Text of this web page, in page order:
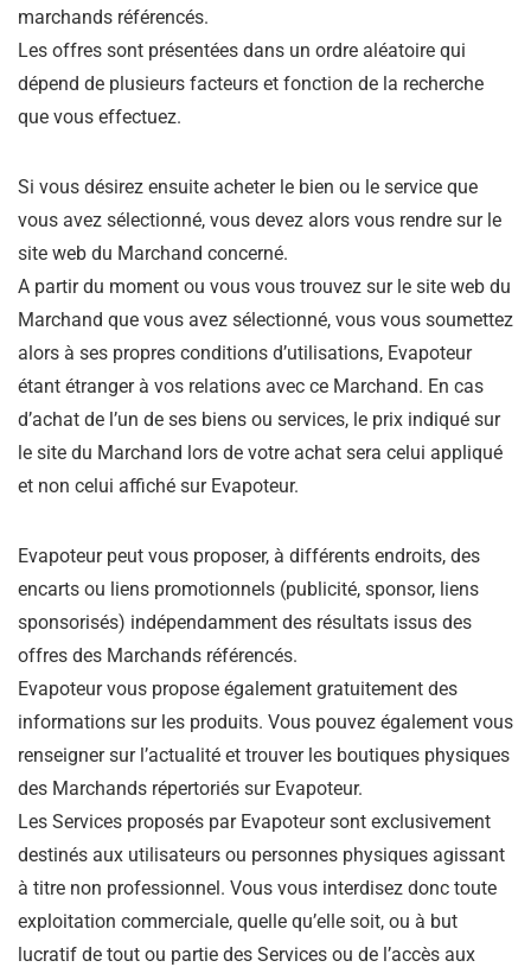
marchands référencés.
Les offres sont présentées dans un ordre aléatoire qui
dépend de plusieurs facteurs et fonction de la recherche
que vous effectuez.
Si vous désirez ensuite acheter le bien ou le service que
vous avez sélectionné, vous devez alors vous rendre sur le
site web du Marchand concerné.
A partir du moment ou vous vous trouvez sur le site web du
Marchand que vous avez sélectionné, vous vous soumettez
alors à ses propres conditions d’utilisations, Evapoteur
étant étranger à vos relations avec ce Marchand. En cas
d’achat de l’un de ses biens ou services, le prix indiqué sur
le site du Marchand lors de votre achat sera celui appliqué
et non celui affiché sur Evapoteur.
Evapoteur peut vous proposer, à différents endroits, des
encarts ou liens promotionnels (publicité, sponsor, liens
sponsorisés) indépendamment des résultats issus des
offres des Marchands référencés.
Evapoteur vous propose également gratuitement des
informations sur les produits. Vous pouvez également vous
renseigner sur l’actualité et trouver les boutiques physiques
des Marchands répertoriés sur Evapoteur.
Les Services proposés par Evapoteur sont exclusivement
destinés aux utilisateurs ou personnes physiques agissant
à titre non professionnel. Vous vous interdisez donc toute
exploitation commerciale, quelle qu’elle soit, ou à but
lucratif de tout ou partie des Services ou de l’accès aux